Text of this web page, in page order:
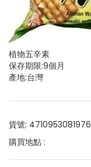
植物五辛素
保存期限:9個月
產地:台灣
貨號: 4710953081976
購買地點 :